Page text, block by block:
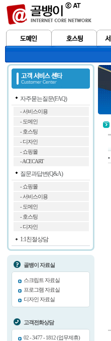
자주묻는질문(FAQ)
- 서비스이용
- 도메인
- 호스팅
- 디자인
- 쇼핑몰
- ACECART
질문과답변(Q&A)
- 쇼핑몰
- 서비스이용
- 도메인
- 호스팅
- 디자인
1:1친절상담
골뱅이 자료실
스크립트 자료실
프로그램 자료실
디자인 자료실
고객전화상담
02 - 3477 - 1812 (업무제휴)
•